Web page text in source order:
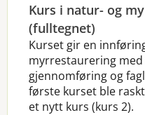
Kurs i natur- og
(fulltegnet)
Kurset gir en
myrrestaurering
gjennomføring og
første kurset ble
et nytt kurs (kurs 2).